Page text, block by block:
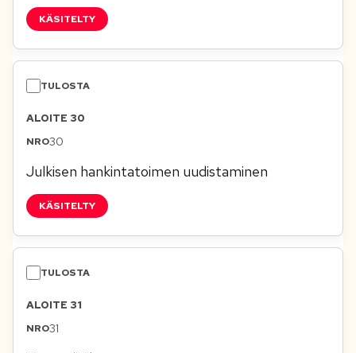
KÄSITELTY
ALOITE 30
30
Julkisen hankintatoimen uudistaminen
KÄSITELTY
ALOITE 31
31